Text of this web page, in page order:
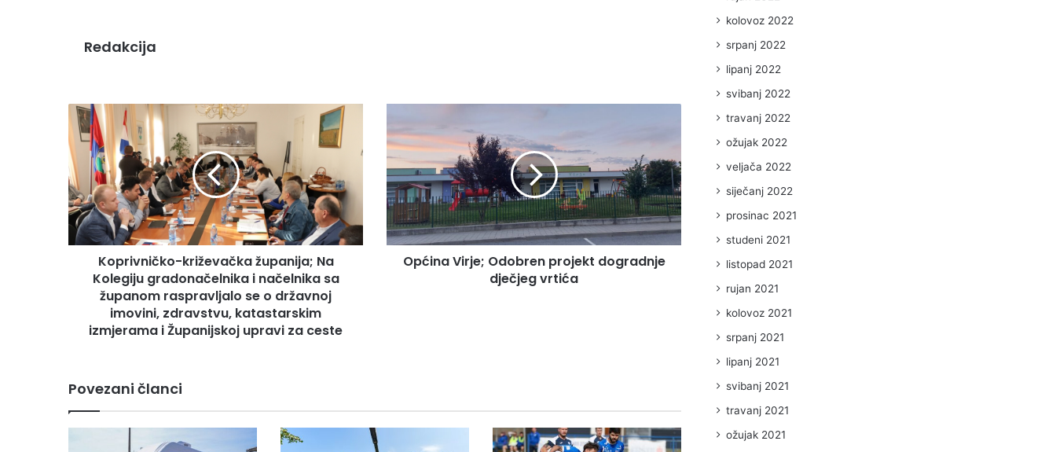
Redakcija
Koprivničko-križevačka županija; Na
Kolegiju gradonačelnika i načelnika sa
županom raspravljalo se o državnoj
imovini, zdravstvu, katastarskim
izmjerama i Županijskoj upravi za ceste
Općina Virje; Odobren projekt dogradnje
dječjeg vrtića
Povezani članci
kolovoz 2022
srpanj 2022
lipanj 2022
svibanj 2022
travanj 2022
ožujak 2022
veljača 2022
siječanj 2022
prosinac 2021
studeni 2021
listopad 2021
rujan 2021
kolovoz 2021
srpanj 2021
lipanj 2021
svibanj 2021
travanj 2021
ožujak 2021